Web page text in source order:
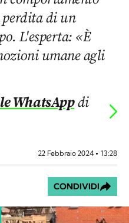
di un
L'esperta: «È
umane agli
WhatsAppdi
22 Febbraio 2024 13:28
CONDIVIDI